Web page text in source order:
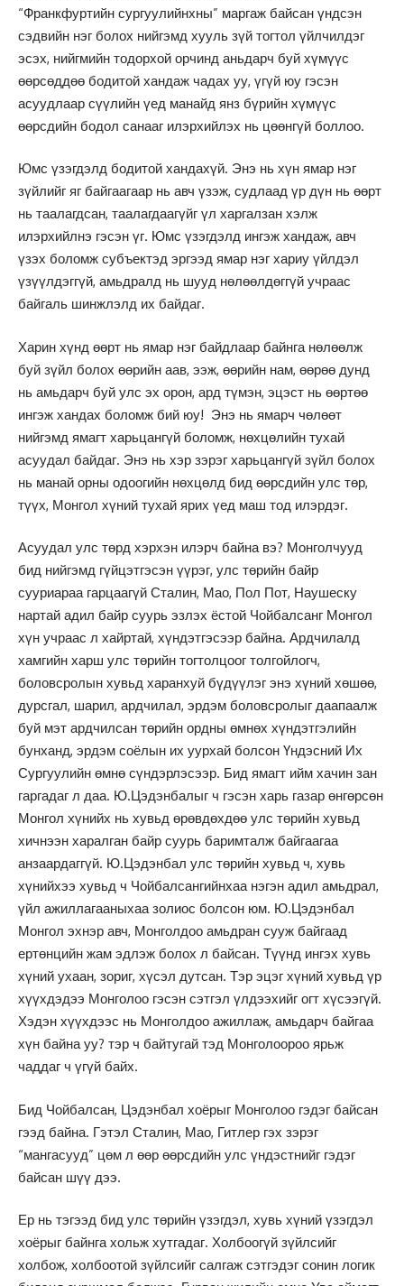
“Франкфуртийн сургуулийнхны” маргаж байсан үндсэн
сэдвийн нэг болох нийгэмд хууль зүй тогтол үйлчилдэг
эсэх, нийгмийн тодорхой орчинд аньдарч буй хүмүүс
өөрсөддөө бодитой хандаж чадах уу, үгүй юу гэсэн
асуудлаар сүүлийн үед манайд янз бүрийн хүмүүс
өөрсдийн бодол санааг илэрхийлэх нь цөөнгүй боллоо.
Юмс үзэгдэлд бодитой хандахүй. Энэ нь хүн ямар нэг
зүйлийг яг байгаагаар нь авч үзэж, судлаад үр дүн нь өөрт
нь таалагдсан, таалагдаагүйг үл харгалзан хэлж
илэрхийлнэ гэсэн үг. Юмс үзэгдэлд ингэж хандаж, авч
үзэх боломж субъектэд эргээд ямар нэг хариу үйлдэл
үзүүлдэггүй, амьдралд нь шууд нөлөөлдөггүй учраас
байгаль шинжлэлд их байдаг.
Харин хүнд өөрт нь ямар нэг байдлаар байнга нөлөөлж
буй зүйл болох өөрийн аав, ээж, өөрийн нам, өөрөө дунд
нь амьдарч буй улс эх орон, ард түмэн, эцэст нь өөртөө
ингэж хандах боломж бий юу! Энэ нь ямарч чөлөөт
нийгэмд ямагт харьцангүй боломж, нөхцөлийн тухай
асуудал байдаг. Энэ нь хэр зэрэг харьцангүй зүйл болох
нь манай орны одоогийн нөхцөлд бид өөрсдийн улс төр,
түүх, Монгол хүний тухай ярих үед маш тод илэрдэг.
Асуудал улс төрд хэрхэн илэрч байна вэ? Монголчууд
бид нийгэмд гүйцэтгэсэн үүрэг, улс төрийн байр
сууриараа гарцаагүй Сталин, Мао, Пол Пот, Наушеску
нартай адил байр суурь эзлэх ёстой Чойбалсанг Монгол
хүн учраас л хайртай, хүндэтгэсээр байна. Ардчилалд
хамгийн харш улс төрийн тогтолцоог толгойлогч,
боловсролын хувьд харанхуй бүдүүлэг энэ хүний хөшөө,
дурсгал, шарил, ардчилал, эрдэм боловсролыг даапаалж
буй мэт ардчилсан төрийн ордны өмнөх хүндэтгэлийн
бунханд, эрдэм соёлын их уурхай болсон Үндэсний Их
Сургуулийн өмнө сүндэрлэсээр. Бид ямагт ийм хачин зан
гаргадаг л даа. Ю.Цэдэнбалыг ч гэсэн харь газар өнгөрсөн
Монгол xүнийх нь хувьд өрөвдөхдөө улс төрийн хувьд
хичнээн харалган байр суурь баримталж байгаагаа
анзаардаггүй. Ю.Цэдэнбал улс төрийн хувьд ч, хувь
хүнийхээ хувьд ч Чойбалсангийнхаа нэгэн адил амьдрал,
үйл ажиллагааныхаа золиос болсон юм. Ю.Цэдэнбал
Монгол эхнэр авч, Монголдоо амьдран сууж байгаад
ертөнцийн жам эдлэж болох л байсан. Түүнд ингэх хувь
хүний ухаан, зориг, хүсэл дутсан. Тэр эцэг хүний хувьд үр
хүүхдэдээ Монголоо гэсэн сэтгэл үлдээхийг огт хүсээгүй.
Хэдэн хүүхдээс нь Монголдоо ажиллаж, амьдарч байгаа
хүн байна уу? тэр ч байтугай тэд Монголоороо ярьж
чаддаг ч үгүй байх.
Бид Чойбалсан, Цэдэнбал хоёрыг Монголоо гэдэг байсан
гээд байна. Гэтэл Сталин, Мао, Гитлер гэх зэрэг
“мангасууд” цөм л өөр өөрсдийн улс үндэстнийг гэдэг
байсан шүү дээ.
Ер нь тэгээд бид улс төрийн үзэгдэл, хувь хүний үзэгдэл
хоёрыг байнга хольж хутгадаг. Холбоогүй зүйлсийг
холбож, холбоотой зүйлсийг салгаж сэтгэдэг сонин логик